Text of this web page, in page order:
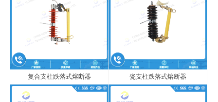
复合支柱跌落式熔断器 瓷支柱跌落式熔断器